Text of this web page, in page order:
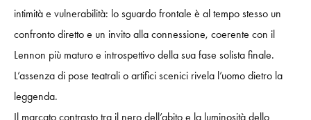
intimità e vulnerabilità: lo sguardo frontale è al tempo stesso un
confronto diretto e un invito alla connessione, coerente con il
Lennon più maturo e introspettivo della sua fase solista finale.
L’assenza di pose teatrali o artifici scenici rivela l’uomo dietro la
leggenda.
Il marcato contrasto tra il nero dell’abito e la luminosità dello